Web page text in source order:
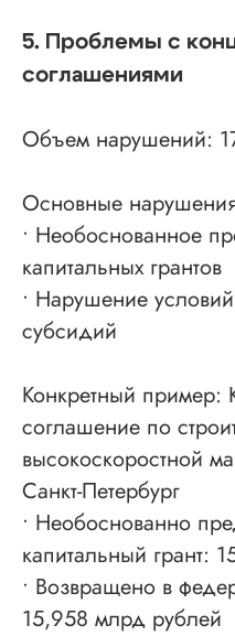
5. Проблемы с
соглашениями
Объем нарушений:
Основные
• Необоснованное
капитальных грантов
• Нарушение
субсидий
Конкретный пример:
соглашение по
высокоскоростной
Санкт-Петербург
• Необоснованно
капитальный грант:
• Возвращено в
15,958 млрд рублей